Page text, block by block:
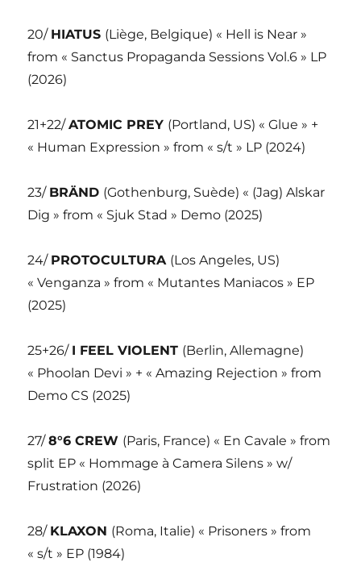
20/ HIATUS (Liège, Belgique) « Hell is Near »
from « Sanctus Propaganda Sessions Vol.6 » LP
(2026)
21+22/ATOMIC PREY (Portland, US) « Glue » +
« Human Expression » from « s/t » LP (2024)
23/ BRÄND (Gothenburg, Suède) « (Jag) Alskar
Dig » from « Sjuk Stad » Demo (2025)
24/ PROTOCULTURA (Los Angeles, US)
« Venganza » from « Mutantes Maniacos » EP
(2025)
25+26/ I FEEL VIOLENT (Berlin, Allemagne)
« Phoolan Devi » + « Amazing Rejection » from
Demo CS (2025)
27/8°6 CREW (Paris, France) « En Cavale » from
split EP « Hommage à Camera Silens » w/
Frustration (2026)
28/ KLAXON (Roma, Italie) « Prisoners » from
« s/t » EP (1984)